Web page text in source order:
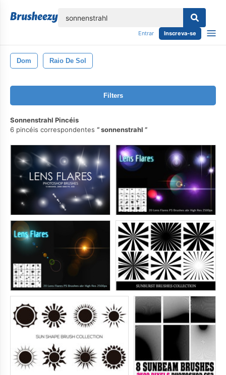
Entrar Inscreva-se
Dom Raio De Sol
Filters
Sonnenstrahl Pincéis
6 pincéis correspondentes
sonnenstrahl